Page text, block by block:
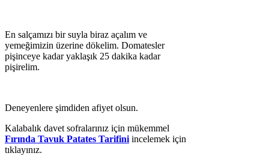
En salçamızı bir suyla biraz açalım ve
yemeğimizin üzerine dökelim. Domatesler
pişinceye kadar yaklaşık 25 dakika kadar
pişirelim.
Deneyenlere şimdiden afiyet olsun.
Kalabalık davet sofralarınız için mükemmel
Fırında Tavuk Patates Tarifini incelemek için
tıklayınız.